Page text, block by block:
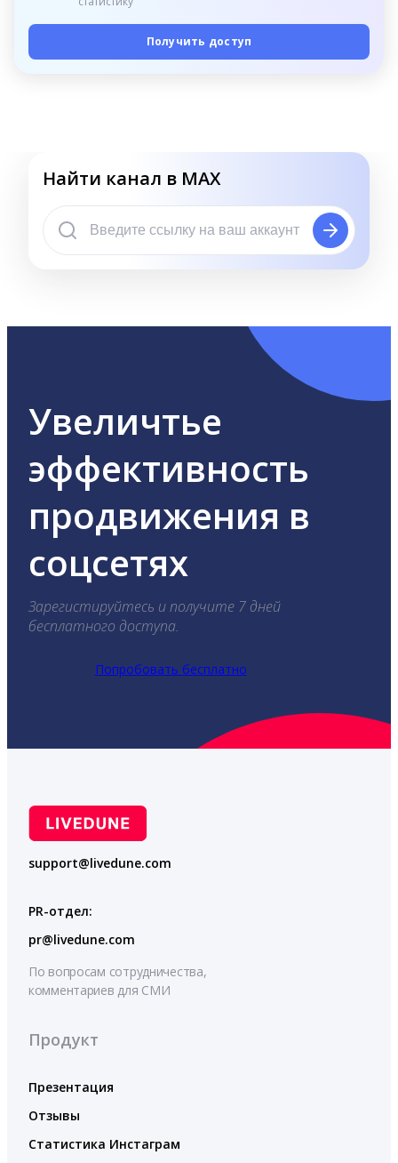
Получить доступ
Найти канал в MAX
Увеличтье
эффективность
продвижения в
соцсетях
Зарегистируйтесь и получите 7 дней
бесплатного доступа.
Попробовать бесплатно
support@livedune.com
PR-отдел:
pr@livedune.com
По вопросам сотрудничества,
комментариев для СМИ
Продукт
Презентация
Отзывы
Статистика Инстаграм